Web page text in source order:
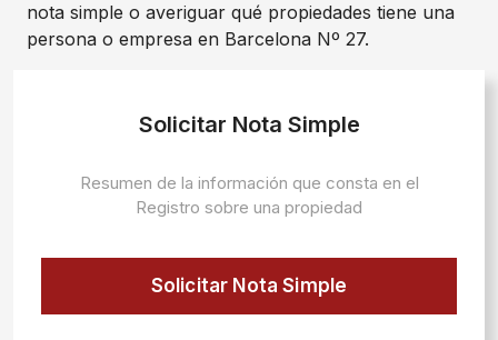
nota simple o averiguar qué propiedades tiene una
persona o empresa en Barcelona Nº 27.
Solicitar Nota Simple
Resumen de la información que consta en el
Registro sobre una propiedad
Solicitar Nota Simple